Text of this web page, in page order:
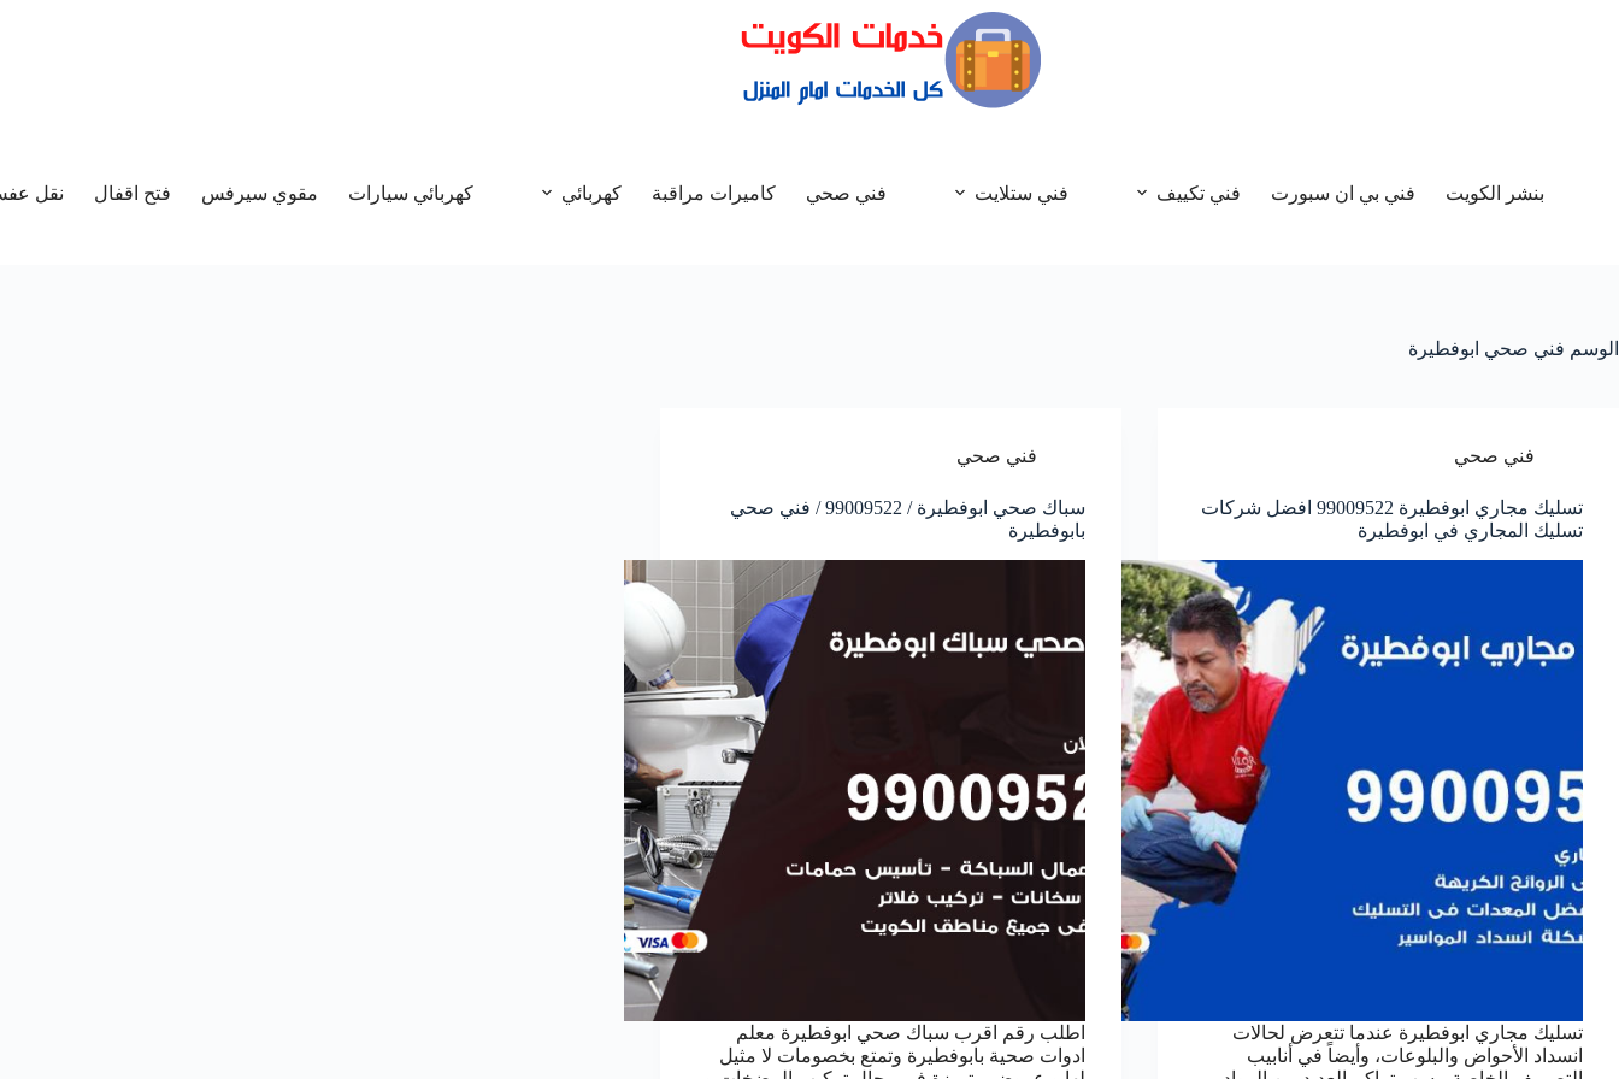
بنشر الكويت فني بي ان سبورت فني تكييف فني ستلايت فني صحي كاميرات مراقبة كهربائي كهربائي سيارات مقوي سيرفس فتح اقفال نقل
الوسم فني صحي ابوفطيرة
فني صحي
تسليك مجاري ابوفطيرة 99009522 افضل شركات
تسليك المجاري في ابوفطيرة
تسليك مجاري ابوفطيرة عندما تتعرض لحالات
انسداد الأحواض والبلوعات، وأيضاً في أنابيب
فني صحي
سباك صحي ابوفطيرة / 99009522 / فني صحي
بابوفطيرة
اطلب رقم اقرب سباك صحي ابوفطيرة معلم
ادوات صحية بابوفطيرة وتمتع بخصومات لا مثيل